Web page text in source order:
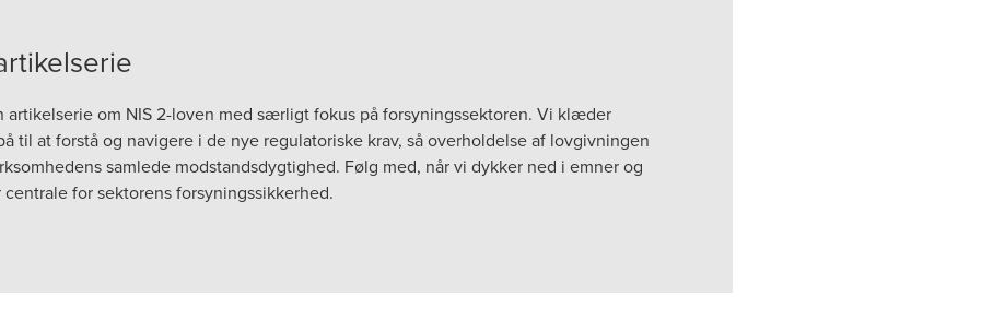
artikelserie om NIS 2-loven med særligt fokus på forsyningssektoren. Vi klæder
til at forstå og navigere i de nye regulatoriske krav, så overholdelse af lovgivningen
samlede modstandsdygtighed. Følg med, når vi dykker ned i emner og
for sektorens forsyningssikkerhed.